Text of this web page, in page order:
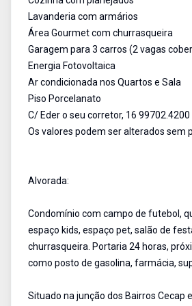
Lavanderia com armários
Área Gourmet com churrasqueira
Garagem para 3 carros (2 vagas
Energia Fotovoltaica
Ar condicionada nos Quartos e Sala
Piso Porcelanato
C/ Eder o seu corretor, 16 99702.4200
Os valores podem ser alterados sem
Alvorada:
Condomínio com campo de futebol,
espaço kids, espaço pet, salão de
churrasqueira. Portaria 24 horas,
como posto de gasolina, farmácia,
Situado na junção dos Bairros Cecap